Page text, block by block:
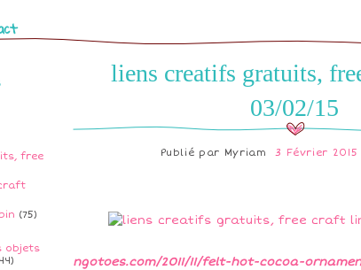
free
(75)
objets
liens creatifs gratuits,
03/02/15
Publié par Myriam 3 Février
ngotoes.com/2011/11/felt-hot-cocoa-